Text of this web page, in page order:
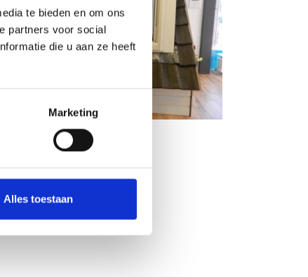
te bieden en om ons
partners voor social
die u aan ze heeft
Marketing
Alles toestaan